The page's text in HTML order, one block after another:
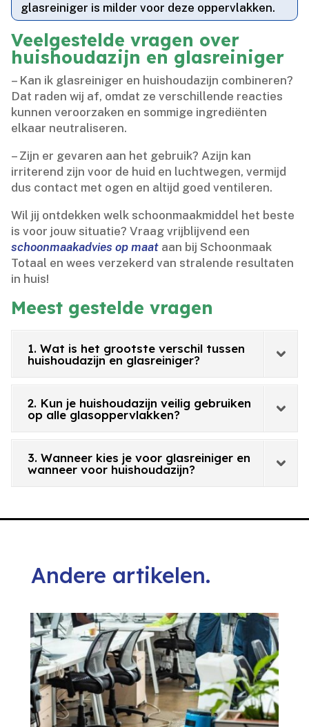
glasreiniger is milder voor deze oppervlakken.​
Veelgestelde vragen over
huishoudazijn en glasreiniger
– Kan ik glasreiniger en huishoudazijn combineren?
Dat raden wij af, omdat ze verschillende reacties
kunnen veroorzaken en sommige ingrediënten
elkaar neutraliseren.​
– Zijn er gevaren aan het gebruik? Azijn kan
irriterend zijn voor de huid en luchtwegen, vermijd
dus contact met ogen en altijd goed ventileren.​
Wil jij ontdekken welk schoonmaakmiddel het beste
is voor jouw situatie? Vraag vrijblijvend een
schoonmaakadvies op maat aan bij Schoonmaak
Totaal en wees verzekerd van stralende resultaten
in huis!
Meest gestelde vragen
1. Wat is het grootste verschil tussen
huishoudazijn en glasreiniger?
2. Kun je huishoudazijn veilig gebruiken
op alle glasoppervlakken?
3. Wanneer kies je voor glasreiniger en
wanneer voor huishoudazijn?
Andere artikelen.